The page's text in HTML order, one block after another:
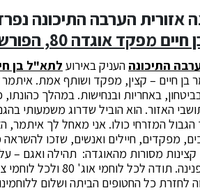
הערבה התיכונה
אוגדה 80, הפורש מצה"ל.
התיכונה העניק באירוע לתא"ל בן
חיים – קצין, מפקד ושותף אמת. איתמר
באחריות ובנחישות. במהלך
האזור. הוא הוביל שדרוג משמעותי
הגבול המזרחי כולו. אני מאחל לך
מפקדים, חיילים ואנשים, שזכו
מסורות מהאוגדה: תהילה ואגם – על
לאורך הדרך. בהצלחה בכל אשר
לחזרת כל החטופים הביתה ושלום